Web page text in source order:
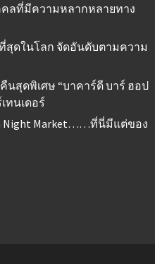
ลที่มีความหลากหลายทาง
สุดในโลก จัดอันดับตามความ
นสุดพิเศษ “บาคาร์ดี บาร์ ฮอป
ทนเดอร์
Night Market……ที่นี่มีแต่ของ